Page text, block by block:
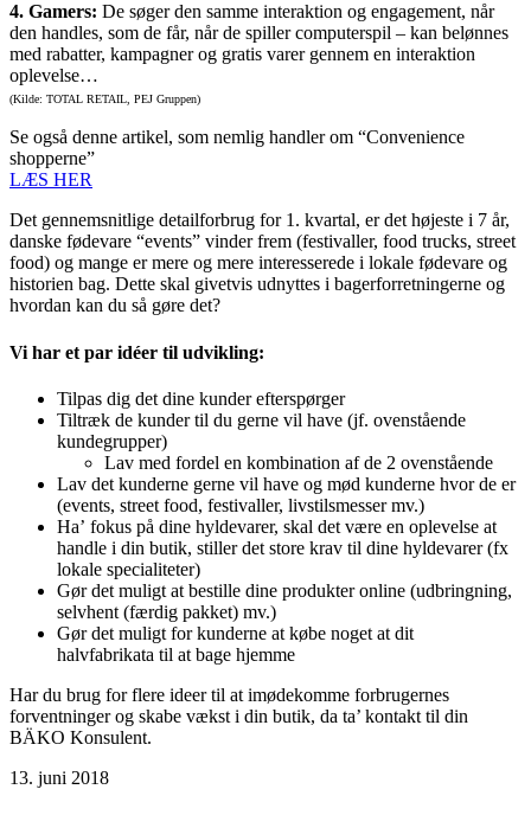
4. Gamers: De søger den samme interaktion og engagement, når
den handles, som de får, når de spiller computerspil – kan belønnes
med rabatter, kampagner og gratis varer gennem en interaktion
oplevelse…
(Kilde: TOTAL RETAIL, PEJ Gruppen)
Se også denne artikel, som nemlig handler om “Convenience
shopperne”
LÆS HER
Det gennemsnitlige detailforbrug for 1. kvartal, er det højeste i 7 år,
danske fødevare “events” vinder frem (festivaller, food trucks, street
food) og mange er mere og mere interesserede i lokale fødevare og
historien bag. Dette skal givetvis udnyttes i bagerforretningerne og
hvordan kan du så gøre det?
Vi har et par idéer til udvikling:
Tilpas dig det dine kunder efterspørger
Tiltræk de kunder til du gerne vil have (jf. ovenstående
kundegrupper)
Lav med fordel en kombination af de 2 ovenstående
Lav det kunderne gerne vil have og mød kunderne hvor de er
(events, street food, festivaller, livstilsmesser mv.)
Ha’ fokus på dine hyldevarer, skal det være en oplevelse at
handle i din butik, stiller det store krav til dine hyldevarer (fx
lokale specialiteter)
Gør det muligt at bestille dine produkter online (udbringning,
selvhent (færdig pakket) mv.)
Gør det muligt for kunderne at købe noget at dit
halvfabrikata til at bage hjemme
Har du brug for flere ideer til at imødekomme forbrugernes
forventninger og skabe vækst i din butik, da ta’ kontakt til din
BÄKO Konsulent.
13. juni 2018